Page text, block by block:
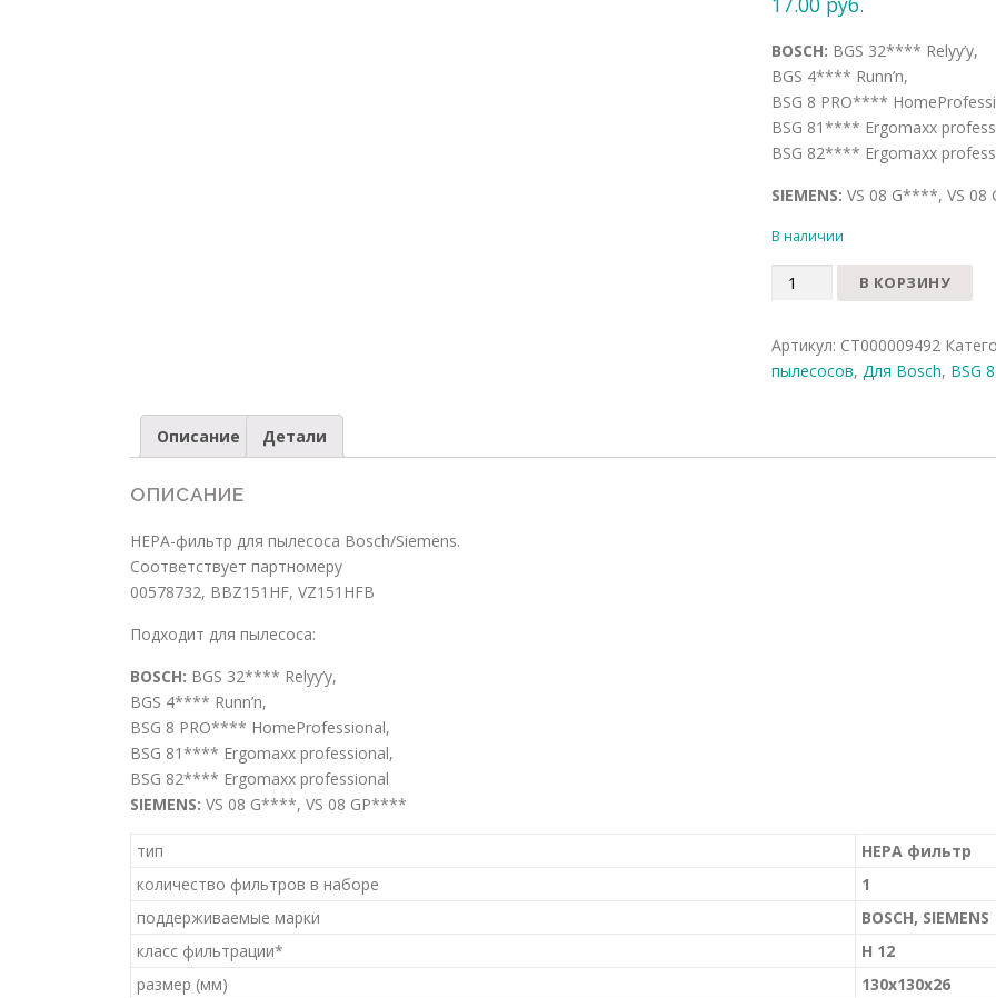
BOSCH: BGS 32**** Relyy’y,
BGS 4**** Runn’n,
BSG 8 PRO****
BSG 81**** Ergomaxx
BSG 82**** Ergomaxx
SIEMENS:VS 08 G****, VS
В наличии
КоличествоВ КОРЗИНУ
Артикул: СТ000009492
пылесосов,Для Bosch, BSG
Описание Детали
ОПИСАНИЕ
НЕРА-фильтр для пылесоса Bosch/Siemens.
Соответствует партномеру
00578732, BBZ151HF, VZ151HFB
Подходит для пылесоса:
BOSCH: BGS 32**** Relyy’y,
BGS 4**** Runn’n,
BSG 8 PRO**** HomeProfessional,
BSG 81**** Ergomaxx professional,
BSG 82**** Ergomaxx professional
SIEMENS: VS 08 G****, VS 08 GP****
тип
HEPA фильтр
количество фильтров в наборе
1
поддерживаемые марки
BOSCH, SIEMENS
класс фильтрации*
H 12
размер (мм)
130х130х26